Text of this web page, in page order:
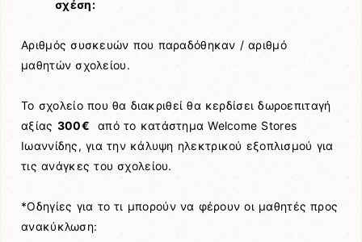
σχέση:
Αριθμός συσκευών που παραδόθηκαν / αριθμό
μαθητών σχολείου.
Το σχολείο που θα διακριθεί θα κερδίσει δωροεπιταγή
αξίας 300€ από το κατάστημα Welcome Stores
Ιωαννίδης, για την κάλυψη ηλεκτρικού εξοπλισμού για
τις ανάγκες του σχολείου.
*Οδηγίες για το τι μπορούν να φέρουν οι μαθητές προς
ανακύκλωση: